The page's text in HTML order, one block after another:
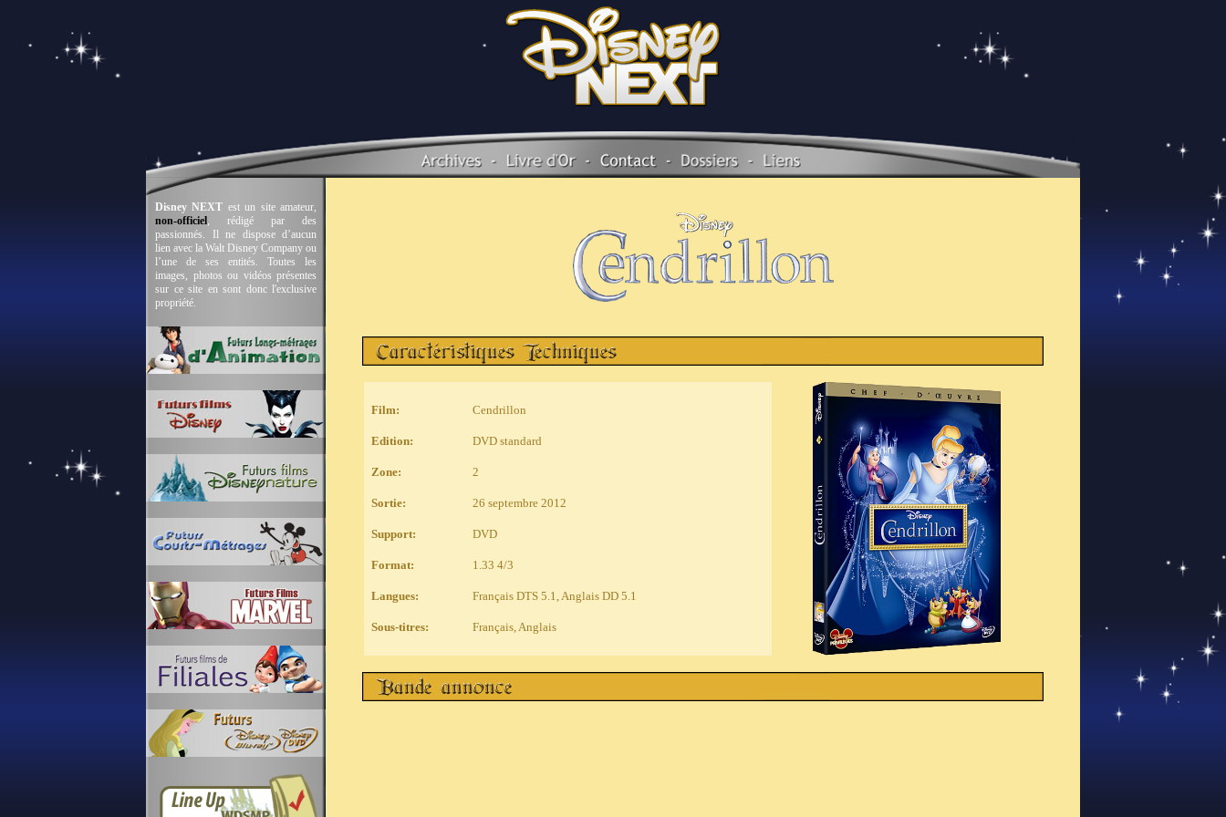
Disney NEXT est un site amateur,
non-officiel, rédigé par des
passionnés. Il ne dispose d’aucun
lien avec la Walt Disney Company ou
l’une de ses entités. Toutes les
images, photos ou vidéos présentes
sur ce site en sont donc l'exclusive
propriété.
Film:
Edition:
Zone:
Sortie:
Support:
Format:
Langues:
Sous-titres:
Cendrillon
DVD standard
2
26 septembre 2012
DVD
1.33 4/3
Français DTS 5.1, Anglais DD 5.1
Français, Anglais